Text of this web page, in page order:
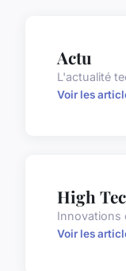
Actu
L'actualité
Voir les
High
Innovations
Voir les